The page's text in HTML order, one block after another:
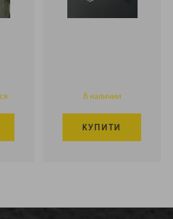
В наличии
КУПИТИ